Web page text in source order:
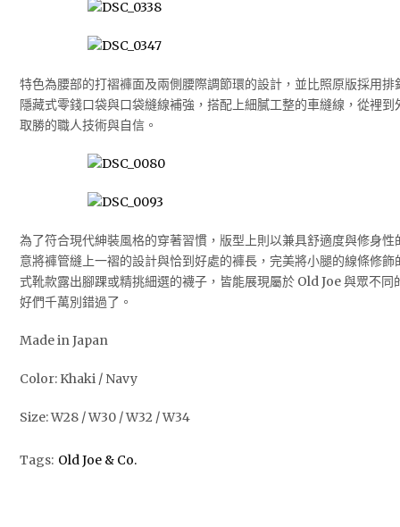
特色為腰部的打褶褲面及兩側腰際調節環的設計，並比照原版採用
隱藏式零錢口袋與口袋縫線補強，搭配上細膩工整的車縫線，從裡
取勝的職人技術與自信。
為了符合現代紳裝風格的穿著習慣，版型上則以兼具舒適度與修身
意將褲管縫上一褶的設計與恰到好處的褲長，完美將小腿的線條修
式靴款露出腳踝或精挑細選的襪子，皆能展現屬於 Old Joe 與眾不
好們千萬別錯過了。
Made in Japan
Color: Khaki / Navy
Size: W28 / W30 / W32 / W34
Tags: Old Joe & Co.